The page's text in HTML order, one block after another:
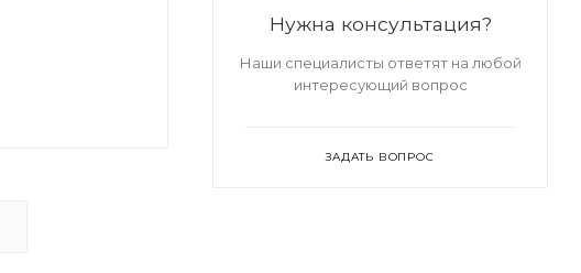
Нужна консультация?
Наши специалисты ответят на любой
интересующий вопрос
ЗАДАТЬ ВОПРОС